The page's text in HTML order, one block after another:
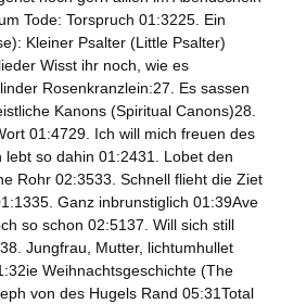
Tode: Torspruch 01:3225. Ein
Kleiner Psalter (Little Psalter)
Wisst ihr noch, wie es
Rosenkranzlein:27. Es sassen
Kanons (Spiritual Canons)28.
01:4729. Ich will mich freuen des
so dahin 01:2431. Lobet den
Rohr 02:3533. Schnell flieht die Ziet
Ganz inbrunstiglich 01:39Ave
so schon 02:5137. Will sich still
Jungfrau, Mutter, lichtumhullet
Weihnachtsgeschichte (The
von des Hugels Rand 05:31Total